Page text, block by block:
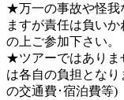
★万一の事故や怪我
ますが責任は負い
の上ご参加下さい。
★ツアーではありま
は各自の負担とな
の交通費･宿泊費等)